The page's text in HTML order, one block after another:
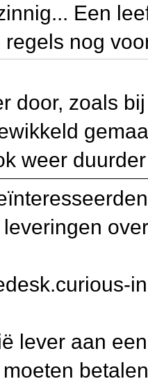
Een
regels nog
door, zoals
weer
lever aan